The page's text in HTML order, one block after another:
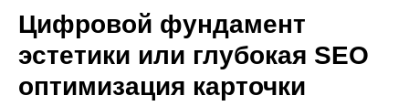
Цифровой фундамент
эстетики или глубокая SEO
оптимизация карточки